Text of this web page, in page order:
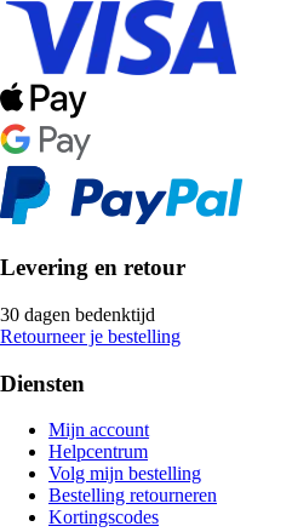
Levering en retour
30 dagen bedenktijd
Retourneer je bestelling
Diensten
Mijn account
Helpcentrum
Volg mijn bestelling
Bestelling retourneren
Kortingscodes